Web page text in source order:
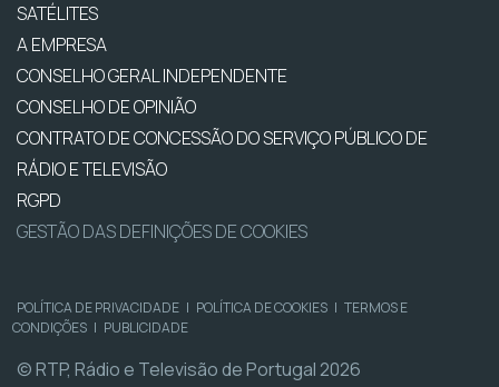
SATÉLITES
A EMPRESA
CONSELHO GERAL INDEPENDENTE
CONSELHO DE OPINIÃO
CONTRATO DE CONCESSÃO DO SERVIÇO PÚBLICO DE
RÁDIO E TELEVISÃO
RGPD
GESTÃO DAS DEFINIÇÕES DE COOKIES
POLÍTICA DE PRIVACIDADE | POLÍTICA DE COOKIES | TERMOS E
CONDIÇÕES | PUBLICIDADE
© RTP, Rádio e Televisão de Portugal 2026